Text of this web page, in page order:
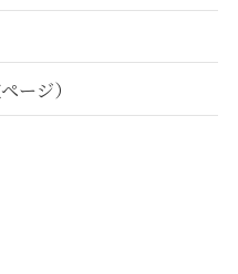
ージ）